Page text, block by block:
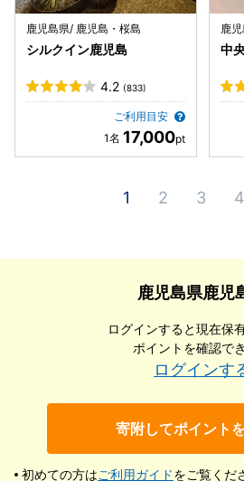
鹿児島県/ 鹿児島・桜島
シルクイン鹿児島
4.2 (833)
ご利用目安
17,000
鹿
中
1 2 3 4
鹿児島県鹿児
ログインすると現在保
ポイントを確認で
ログインす
寄附してポイント
初めての方はご利用ガイドをご覧くだ